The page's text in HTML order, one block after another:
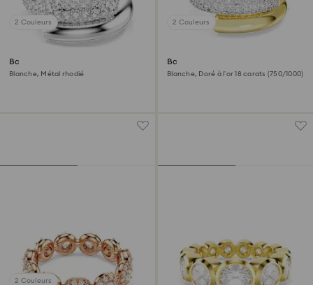
2 Couleurs
Bague Dextera
Blanche, Métal rhodié
2 Couleurs
Bague Dextera
Blanche, Doré à l’or 18 carats (750/1000)
2 Couleurs